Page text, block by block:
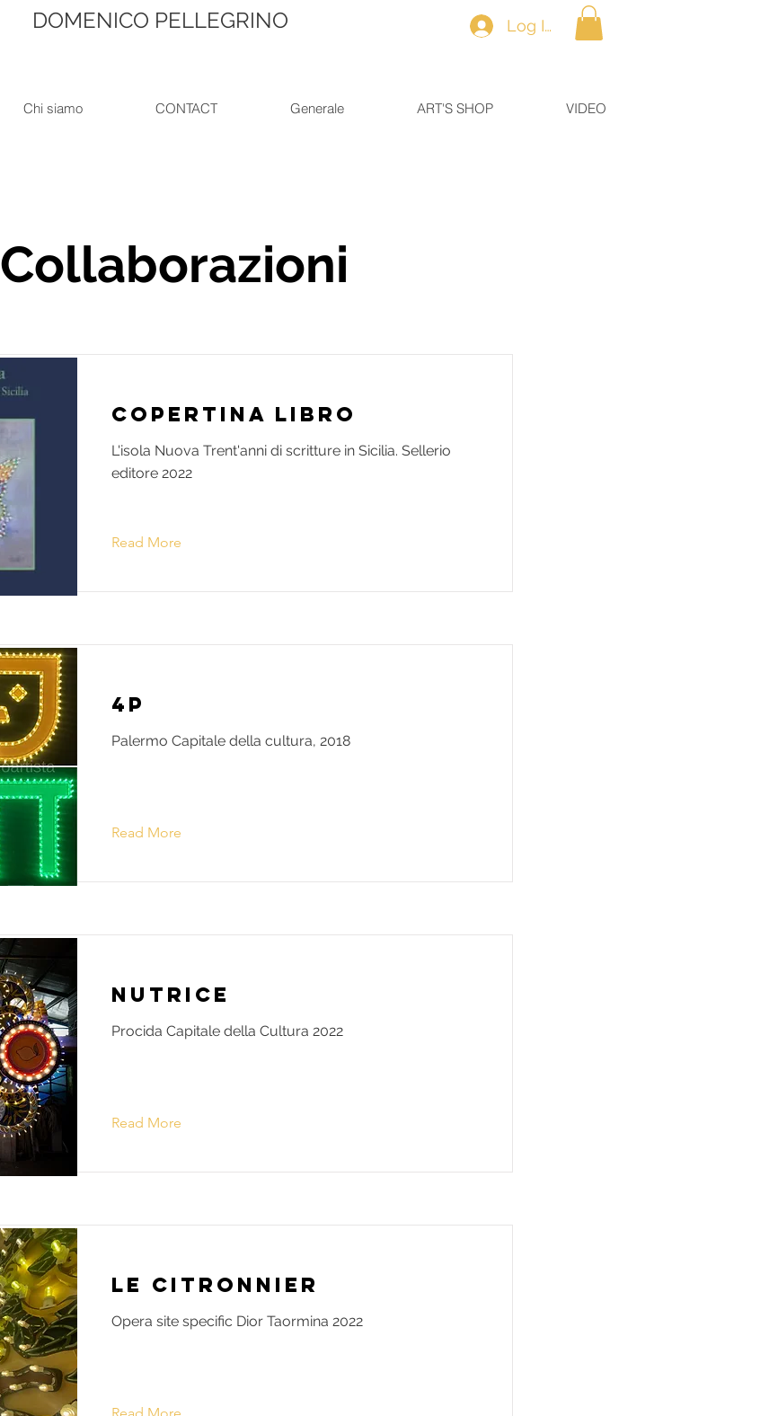
Log In
DOMENICO PELLEGRINO
Chi siamo CONTACT Generale ART'S SHOP VIDEO
Collaborazioni
Copertina Libro
L'isola Nuova Trent'anni di scritture in Sicilia. Sellerio
editore 2022
Read More
4P
Palermo Capitale della cultura, 2018
Read More
Nutrice
Procida Capitale della Cultura 2022
Read More
Le citronnier
Opera site specific Dior Taormina 2022